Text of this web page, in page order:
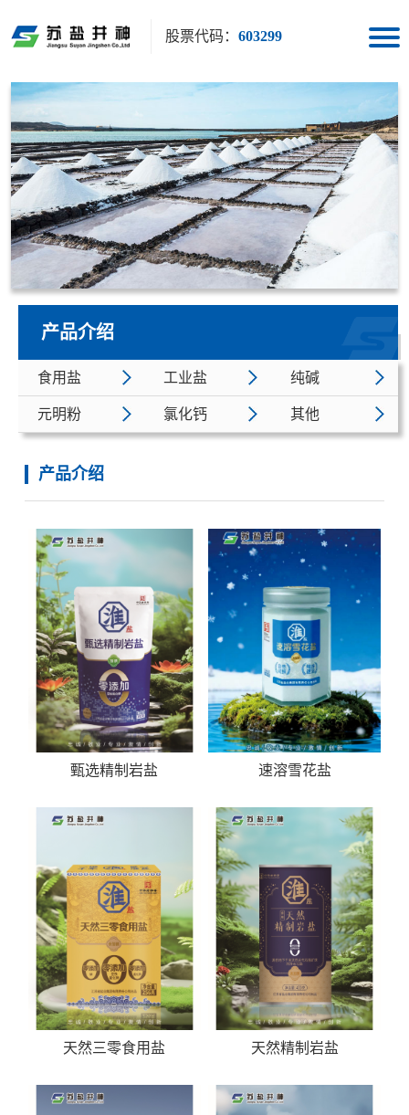
股票代码： 603299
产品介绍
食用盐 工业盐 纯碱
元明粉 氯化钙 其他
产品介绍
甄选精制岩盐 速溶雪花盐
天然三零食用盐 天然精制岩盐